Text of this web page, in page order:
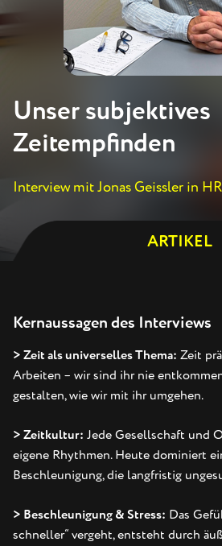
ANGEBOT
Unser subjektives
Zeitempfinden
Interview mit Jonas Geissler in
ARTIKEL
Kernaussagen des Interviews
> Zeit als universelles Thema: Zeit
Arbeiten – wir sind ihr nie
gestalten, wie wir mit ihr umgehen.
> Zeitkultur: Jede Gesellschaft und
eigene Rhythmen. Heute dominiert
Beschleunigung, die langfristig
> Beschleunigung & Stress: Das
schneller“ vergeht, entsteht durch